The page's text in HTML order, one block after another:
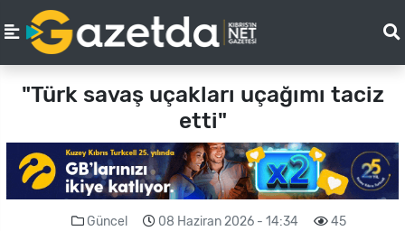
"Türk savaş uçakları uçağımı taciz
etti"
Güncel 08 Haziran 2026 - 14:34 45